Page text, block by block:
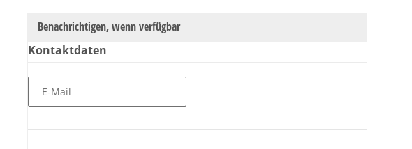
Benachrichtigen, wenn verfügbar
Kontaktdaten
E-Mail